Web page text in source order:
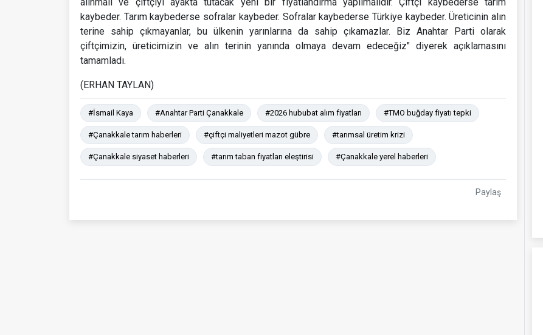
kaybeder. Tarım kaybederse sofralar kaybeder. Sofralar kaybederse Türkiye kaybeder. Üreticinin alın
terine sahip çıkmayanlar, bu ülkenin yarınlarına da sahip çıkamazlar. Biz Anahtar Parti olarak
çiftçimizin, üreticimizin ve alın terinin yanında olmaya devam edeceğiz" diyerek açıklamasını
tamamladı.
(ERHAN TAYLAN)
#İsmail Kaya #Anahtar Parti Çanakkale #2026 hububat alım fiyatları #TMO buğday fiyatı tepki
#Çanakkale tarım haberleri #çiftçi maliyetleri mazot gübre #tarımsal üretim krizi
#Çanakkale siyaset haberleri #tarım taban fiyatları eleştirisi #Çanakkale yerel haberleri
Paylaş